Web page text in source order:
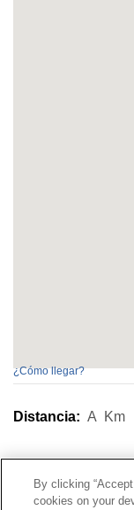
¿Cómo llegar?
Distancia: A Km
Línea Universal
By clicking
cookies on your